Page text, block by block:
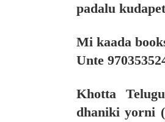
padalu
Mi kaada
Unte
Khotta
dhaniki yorni